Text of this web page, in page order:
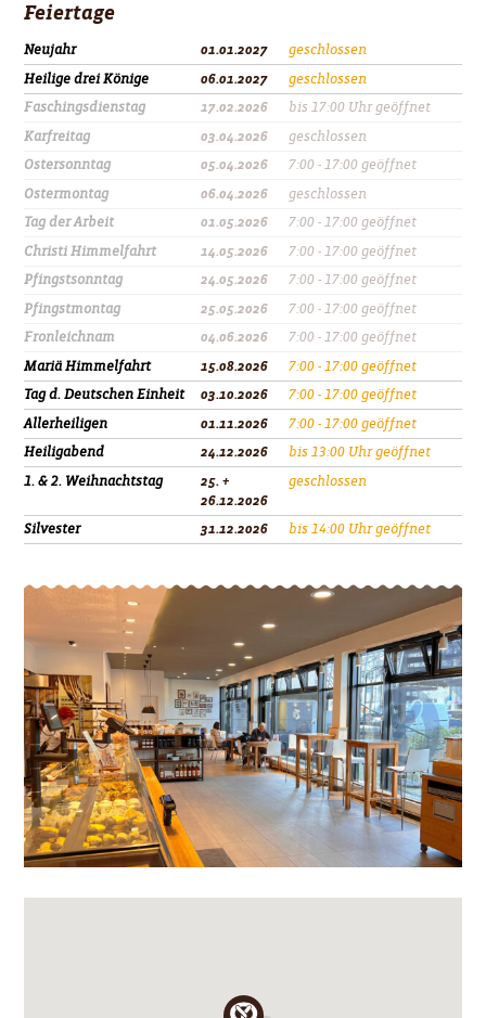
Feiertage
Neujahr 01.01.2027
geschlossen
Heilige drei Könige
06.01.2027
geschlossen
Faschingsdienstag
17.02.2026
bis 17:00 Uhr geöffnet
Karfreitag
03.04.2026
geschlossen
Ostersonntag
05.04.2026
7:00 - 17:00 geöffnet
Ostermontag
06.04.2026
geschlossen
Tag der Arbeit
01.05.2026
7:00 - 17:00 geöffnet
Christi Himmelfahrt
14.05.2026
7:00 - 17:00 geöffnet
Pfingstsonntag
24.05.2026
7:00 - 17:00 geöffnet
Pfingstmontag
25.05.2026
7:00 - 17:00 geöffnet
Fronleichnam
04.06.2026
7:00 - 17:00 geöffnet
Mariä Himmelfahrt
15.08.2026
7:00 - 17:00 geöffnet
Tag d. Deutschen Einheit
03.10.2026
7:00 - 17:00 geöffnet
Allerheiligen
01.11.2026
7:00 - 17:00 geöffnet
Heiligabend
24.12.2026
bis 13:00 Uhr geöffnet
1. & 2. Weihnachtstag
25. +
26.12.2026
geschlossen
Silvester 31.12.2026 bis 14:00 Uhr geöffnet